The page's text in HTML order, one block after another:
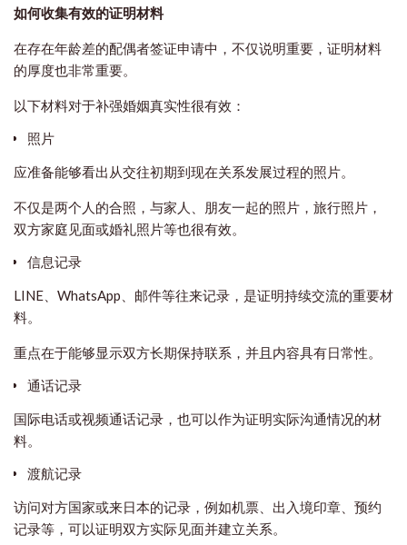
如何收集有效的证明材料
在存在年龄差的配偶者签证申请中，不仅说明重要，证明材料
的厚度也非常重要。
以下材料对于补强婚姻真实性很有效：
照片
应准备能够看出从交往初期到现在关系发展过程的照片。
不仅是两个人的合照，与家人、朋友一起的照片，旅行照片，
双方家庭见面或婚礼照片等也很有效。
信息记录
LINE、WhatsApp、邮件等往来记录，是证明持续交流的重要材
料。
重点在于能够显示双方长期保持联系，并且内容具有日常性。
通话记录
国际电话或视频通话记录，也可以作为证明实际沟通情况的材
料。
渡航记录
访问对方国家或来日本的记录，例如机票、出入境印章、预约
记录等，可以证明双方实际见面并建立关系。